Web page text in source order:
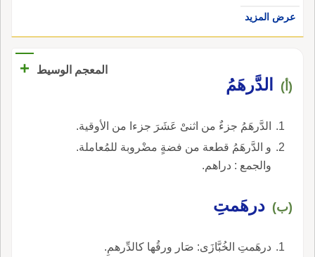
عرض المزيد
المعجم الوسيط +
(أ) الدَّرهَمُ
الدَّرهَمُ جزءٌ من اثنىْ عَشَرَ جزءا من الأوقية.
و الدَّرهَمُ قطعة من فضةٍ مضْروبة للمُعاملة.
والجمع : دراهم.
(ب) درهَمتِ
درهَمتِ الخُبَّازَى: صَار ورقُها كالدِّرهمِ.